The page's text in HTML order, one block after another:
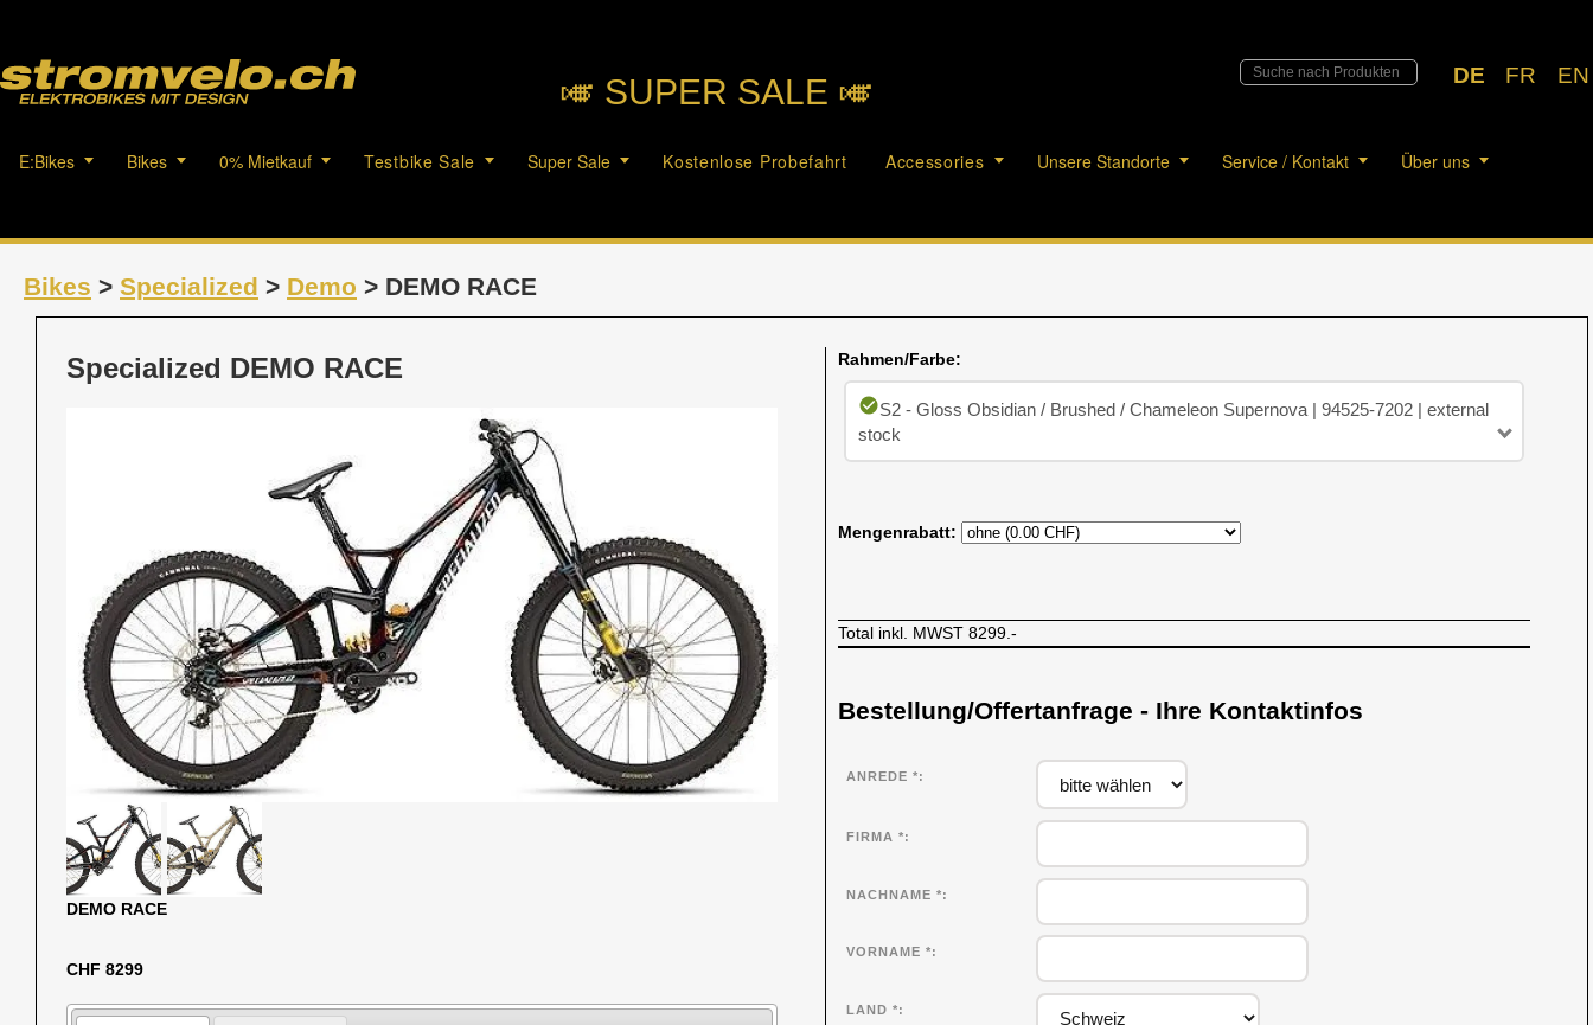
DE FR EN
🎺︎ SUPER SALE 🎺︎
E:Bikes Bikes 0% Mietkauf Testbike Sale Super Sale Kostenlose Probefahrt Accessories Unsere Standorte Service / Kontakt Über uns
Bikes > Specialized > Demo > DEMO RACE
Specialized DEMO RACE
DEMO RACE
CHF 8299
Rahmen/Farbe:
check_circleS2 - Gloss Obsidian / Brushed / Chameleon Supernova | 94525-7202 | external
stock
Mengenrabatt:
Total inkl. MWST 8299.-
Bestellung/Offertanfrage - Ihre Kontaktinfos
ANREDE *
FIRMA *
NACHNAME *
VORNAME *
LAND *